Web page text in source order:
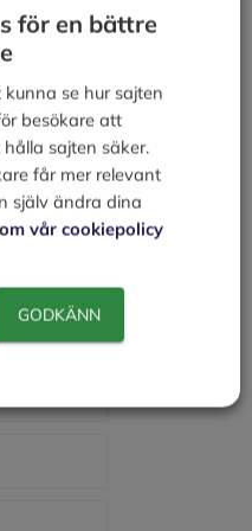
för en bättre
se hur sajten
besökare att
sajten säker.
får mer relevant
själv ändra dina
vår cookiepolicy
GODKÄNN